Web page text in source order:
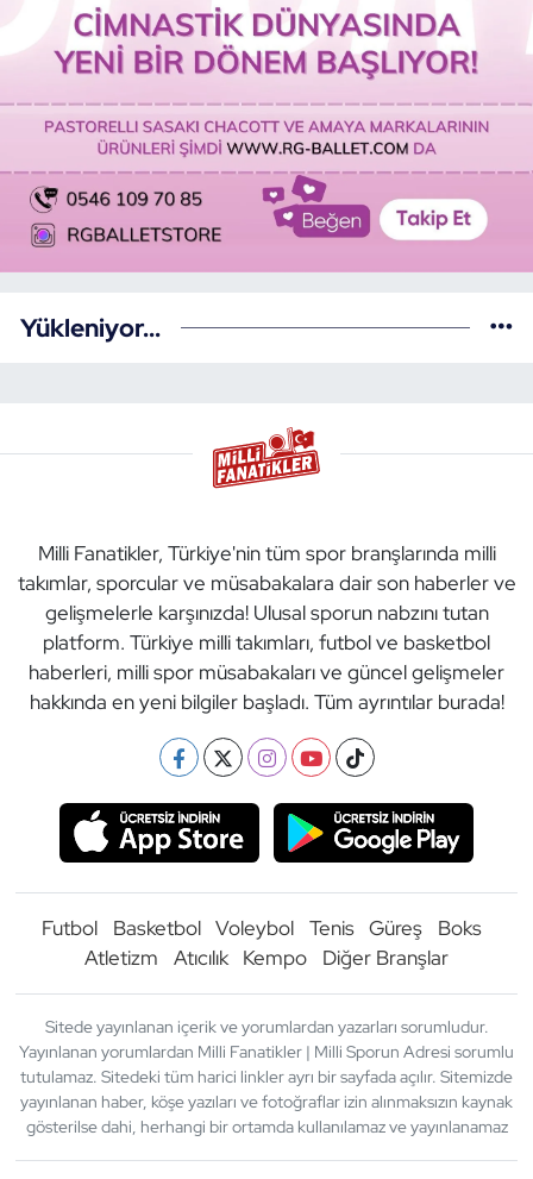
Yükleniyor...
Milli Fanatikler, Türkiye'nin tüm spor branşlarında milli
takımlar, sporcular ve müsabakalara dair son haberler ve
gelişmelerle karşınızda! Ulusal sporun nabzını tutan
platform. Türkiye milli takımları, futbol ve basketbol
haberleri, milli spor müsabakaları ve güncel gelişmeler
hakkında en yeni bilgiler başladı. Tüm ayrıntılar burada!
Futbol Basketbol Voleybol Tenis Güreş
Boks
Atletizm
Atıcılık Kempo Diğer Branşlar
Sitede yayınlanan içerik ve yorumlardan yazarları sorumludur.
Yayınlanan yorumlardan Milli Fanatikler | Milli Sporun Adresi sorumlu
tutulamaz. Sitedeki tüm harici linkler ayrı bir sayfada açılır. Sitemizde
yayınlanan haber, köşe yazıları ve fotoğraflar izin alınmaksızın kaynak
gösterilse dahi, herhangi bir ortamda kullanılamaz ve yayınlanamaz